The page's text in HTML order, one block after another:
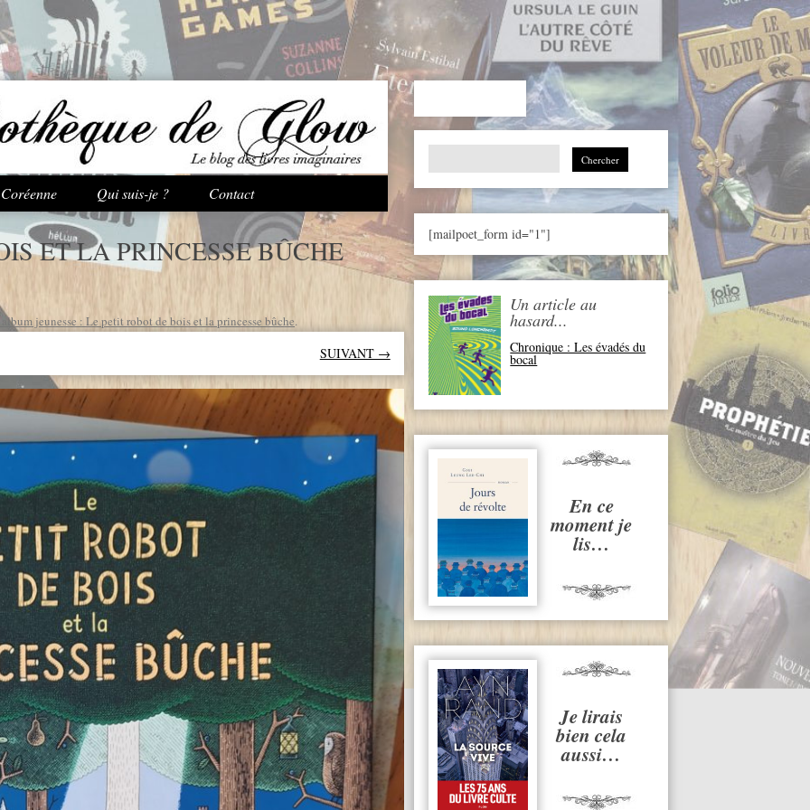
Aller au contenu principal
Qui suis-je ? Contact
Search
[mailpoet_form id="1"]
Un article au
hasard...
Chronique : Les évadés du
bocal
En ce
moment je
lis…
Je lirais
bien cela
aussi…
ET LA PRINCESSE BÛCHE
jeunesse : Le petit robot de bois et la princesse bûche.
SUIVANT →